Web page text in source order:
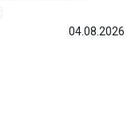
04.08.2026